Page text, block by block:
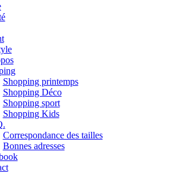
Shopping printemps
Shopping Déco
Shopping sport
Shopping Kids
Correspondance des tailles
Bonnes adresses